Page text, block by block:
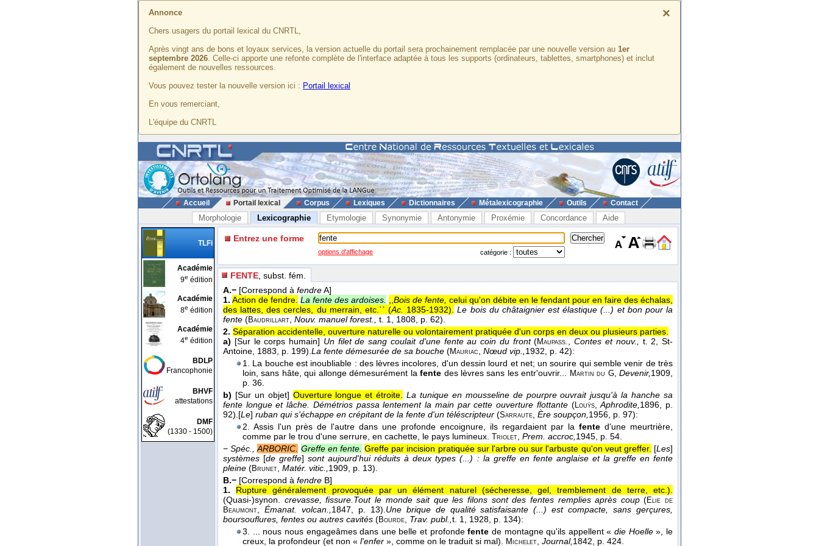
×
Annonce
Chers usagers du portail lexical du CNRTL,
Après vingt ans de bons et loyaux services, la version actuelle du portail sera prochainement remplacée par une nouvelle version au 1er
septembre 2026. Celle-ci apporte une refonte complète de l'interface adaptée à tous les supports (ordinateurs, tablettes, smartphones) et inclut
également de nouvelles ressources.
Vous pouvez tester la nouvelle version ici : Portail lexical
En vous remerciant,
L'équipe du CNRTL
Accueil Portail lexical Corpus Lexiques Dictionnaires Métalexicographie Outils Contact
Morphologie Lexicographie Etymologie Synonymie Antonymie Proxémie Concordance Aide
TLFi
Académie
9e édition
Académie
8e édition
Académie
4e édition
BDLP
Francophonie
BHVF
attestations
DMF
(1330 - 1500)
Entrez une forme
options d'affichage catégorie :
FENTE , subst. fém.
A.− [Correspond à fendreA]
1. Action de fendre. La fente des ardoises. ,,Bois de fente, celui qu'on débite en le fendant pour en faire des échalas,
des lattes, des cercles, du merrain, etc.`` (Ac. 1835-1932). Le bois du châtaignier est élastique (...) et bon pour la
fente (Baudrillart, Nouv. manuel forest., t. 1, 1808, p. 62).
2. Séparation accidentelle, ouverture naturelle ou volontairement pratiquée d'un corps en deux ou plusieurs parties.
a) [Sur le corps humain] Un filet de sang coulait d'une fente au coin du front(Maupass.,Contes et nouv., t. 2, St-
Antoine, 1883, p. 199).La fente démesurée de sa bouche (Mauriac, Nœud vip.,1932, p. 42):
1. La bouche est inoubliable : des lèvres incolores, d'un dessin lourd et net; un sourire qui semble venir de très
loin, sans hâte, qui allonge démesurément lafente des lèvres sans les entr'ouvrir... Martin du G, Devenir,1909,
p. 36.
b) [Sur un objet] Ouverture longue et étroite. La tunique en mousseline de pourpre ouvrait jusqu'à la hanche sa
fente longue et lâche. Démétrios passa lentement la main par cette ouverture flottante(Louÿs,Aphrodite,1896, p.
92).[Le] ruban qui s'échappe en crépitant de la fente d'un téléscripteur (Sarraute, Ère soupçon,1956, p. 97):
2. Assis l'un près de l'autre dans une profonde encoignure, ils regardaient par la fente d'une meurtrière,
comme par le trou d'une serrure, en cachette, le pays lumineux.
Triolet, Prem. accroc,1945, p. 54.
−Spéc., ARBORIC. Greffe en fente. Greffe par incision pratiquée sur l'arbre ou sur l'arbuste qu'on veut greffer. [Les]
systèmes [de greffe]sont aujourd'hui réduits à deux types (...) : la greffe en fente anglaise et la greffe en fente
pleine (Brunet, Matér. vitic.,1909, p. 13).
B.− [Correspond à fendre B]
1.
Rupture généralement provoquée par un élément naturel (sécheresse, gel, tremblement de terre, etc.).
(Quasi-)synon. crevasse, fissure.Tout le monde sait que les filons sont des fentes remplies après coup(Elie de
Beaumont, Émanat. volcan.,1847, p. 13).Une brique de qualité satisfaisante (...) est compacte, sans gerçures,
boursouflures, fentes ou autres cavités (Bourde, Trav. publ.,t. 1, 1928, p. 134):
3. ... nous nous engageâmes dans une belle et profondefente de montagne qu'ils appellent «die Hoelle», le
creux, la profondeur (et non « l'enfer », comme on le traduit si mal). Michelet, Journal,1842, p. 424.